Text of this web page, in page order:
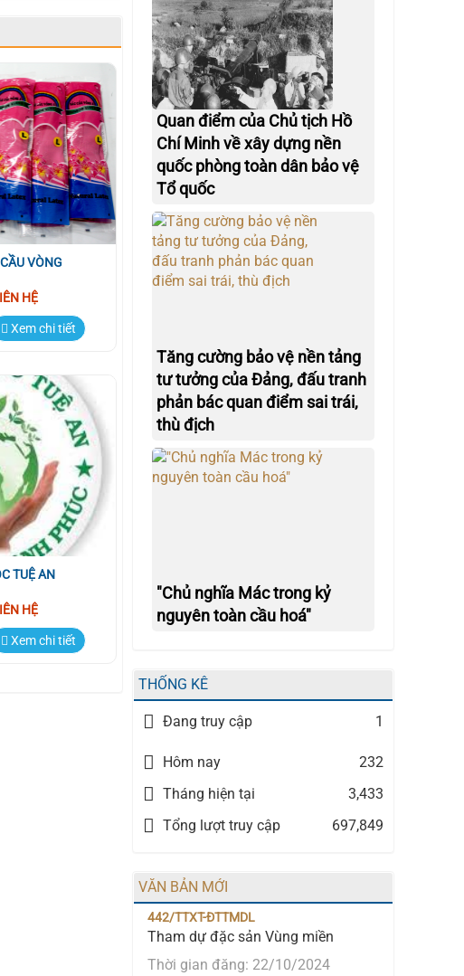
VÒNG
HỆ
Xem chi tiết
TUỆ AN
HỆ
Xem chi tiết
Quan điểm của Chủ tịch Hồ
Chí Minh về xây dựng nền
quốc phòng toàn dân bảo vệ
Tổ quốc
Tăng cường bảo vệ nền tảng
tư tưởng của Đảng, đấu tranh
phản bác quan điểm sai trái,
thù địch
"Chủ nghĩa Mác trong kỷ
nguyên toàn cầu hoá"
THỐNG KÊ
Đang truy cập 1
Hôm nay
232
Tháng hiện tại
3,433
Tổng lượt truy cập
697,849
VĂN BẢN MỚI
442/TTXT-ĐTTMDL
Tham dự đặc sản Vùng miền
Thời gian đăng: 22/10/2024